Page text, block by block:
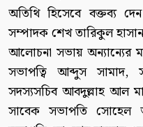
অতিথি হিসেবে বক্তব্য
সম্পাদক শেখ তারিকুল
আলোচনা সভায় অন্যান্যের
সভাপত্বি আব্দুস সামাদ,
সদস্যসচিব আবদুল্লাহ আল
সাবেক সভাপতি সোহেল